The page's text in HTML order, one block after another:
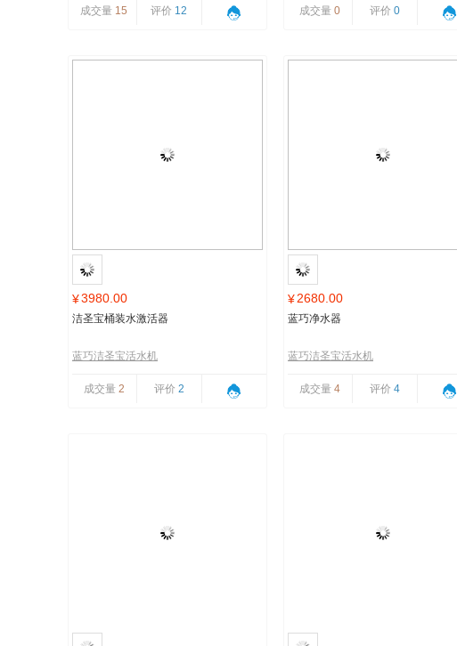
成交量 15 评价 12 成交量 0 评价 0
¥3980.00
洁圣宝桶装水激活器
蓝巧洁圣宝活水机
成交量 2 评价 2
¥2680.00
蓝巧净水器
蓝巧洁圣宝活水机
成交量 4 评价 4